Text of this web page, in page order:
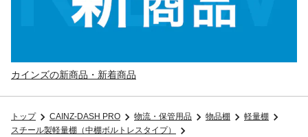
カインズの新商品・新着商品
トップ CAINZ-DASH PRO 物流・保管用品 物品棚
軽量棚
スチール製軽量棚（中棚ボルトレスタイプ）